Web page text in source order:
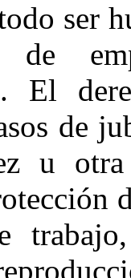
ser
de
El
de
u